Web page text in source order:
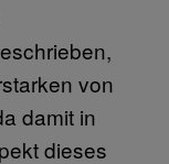
von
damit in
dieses